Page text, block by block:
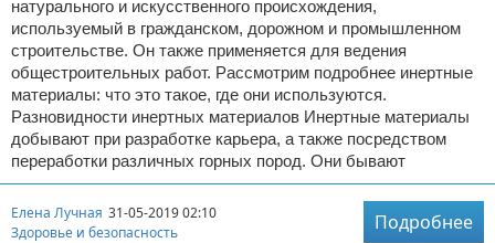
натурального и искусственного происхождения,
используемый в гражданском, дорожном и промышленном
строительстве. Он также применяется для ведения
общестроительных работ. Рассмотрим подробнее инертные
материалы: что это такое, где они используются.
Разновидности инертных материалов Инертные материалы
добывают при разработке карьера, а также посредством
переработки различных горных пород. Они бывают
Елена Лучная 31-05-2019 02:10
Здоровье и безопасность
Подробнее